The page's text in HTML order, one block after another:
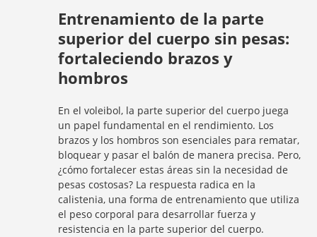
Entrenamiento de la parte
superior del cuerpo sin pesas:
fortaleciendo brazos y
hombros
En el voleibol, la parte superior del cuerpo juega
un papel fundamental en el rendimiento. Los
brazos y los hombros son esenciales para rematar,
bloquear y pasar el balón de manera precisa. Pero,
¿cómo fortalecer estas áreas sin la necesidad de
pesas costosas? La respuesta radica en la
calistenia, una forma de entrenamiento que utiliza
el peso corporal para desarrollar fuerza y ​​
resistencia en la parte superior del cuerpo.